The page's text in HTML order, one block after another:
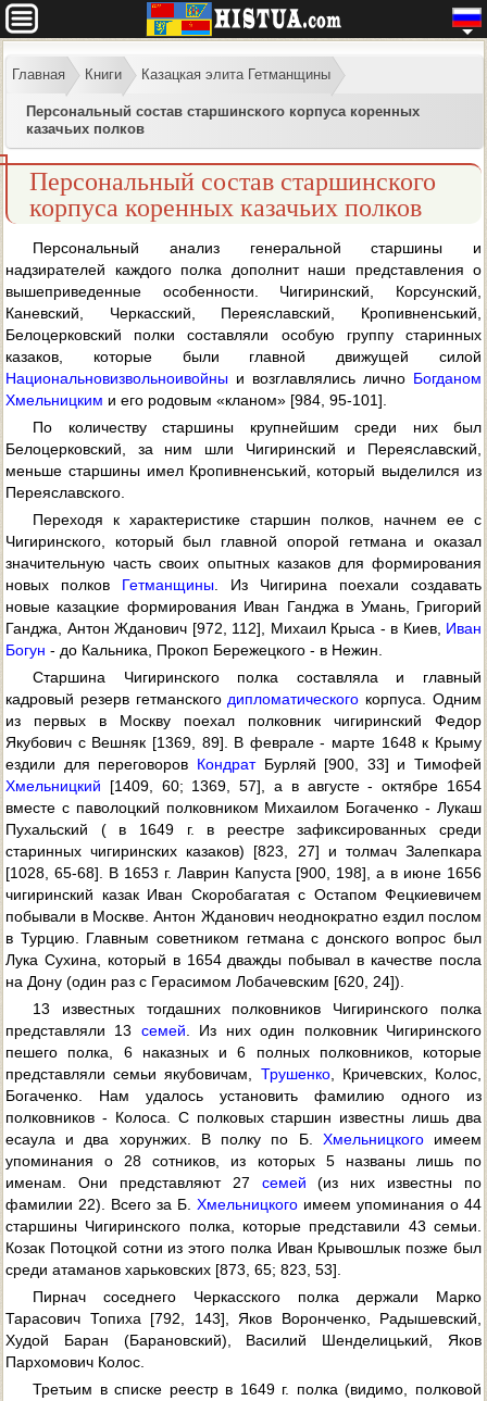
Главная Книги Казацкая элита Гетманщины
Персональный состав старшинского корпуса коренных
казачьих полков
Персональный состав старшинского
корпуса коренных казачьих полков
Персональный анализ генеральной старшины и
надзирателей каждого полка дополнит наши представления о
вышеприведенные особенности. Чигиринский, Корсунский,
Каневский, Черкасский, Переяславский, Кропивненський,
Белоцерковский полки составляли особую группу старинных
казаков, которые были главной движущей силой
Национальновизвольноивойны и возглавлялись лично Богданом
Хмельницким и его родовым «кланом» [984, 95-101].
По количеству старшины крупнейшим среди них был
Белоцерковский, за ним шли Чигиринский и Переяславский,
меньше старшины имел Кропивненський, который выделился из
Переяславского.
Переходя к характеристике старшин полков, начнем ее с
Чигиринского, который был главной опорой гетмана и оказал
значительную часть своих опытных казаков для формирования
новых полков Гетманщины . Из Чигирина поехали создавать
новые казацкие формирования Иван Ганджа в Умань, Григорий
Ганджа, Антон Жданович [972, 112], Михаил Крыса - в Киев, Иван
Богун - до Кальника, Прокоп Бережецкого - в Нежин.
Старшина Чигиринского полка составляла и главный
кадровый резерв гетманского дипломатического корпуса. Одним
из первых в Москву поехал полковник чигиринский Федор
Якубович с Вешняк [1369, 89]. В феврале - марте 1648 к Крыму
ездили для переговоров КондратБурляй [900, 33] и Тимофей
Хмельницкий [1409, 60; 1369, 57], а в августе - октябре 1654
вместе с паволоцкий полковником Михаилом Богаченко - Лукаш
Пухальский ( в 1649 г. в реестре зафиксированных среди
старинных чигиринских казаков) [823, 27] и толмач Залепкара
[1028, 65-68]. В 1653 г. Лаврин Капуста [900, 198], а в июне 1656
чигиринский казак Иван Скоробагатая с Остапом Фецкиевичем
побывали в Москве. Антон Жданович неоднократно ездил послом
в Турцию. Главным советником гетмана с донского вопрос был
Лука Сухина, который в 1654 дважды побывал в качестве посла
на Дону (один раз с Герасимом Лобачевским [620, 24]).
13 известных тогдашних полковников Чигиринского полка
представляли 13 семей . Из них один полковник Чигиринского
пешего полка, 6 наказных и 6 полных полковников, которые
представляли семьи якубовичам, Трушенко, Кричевских, Колос,
Богаченко. Нам удалось установить фамилию одного из
полковников - Колоса. С полковых старшин известны лишь два
есаула и два хорунжих. В полку по Б. Хмельницкогоимеем
упоминания о 28 сотников, из которых 5 названы лишь по
именам. Они представляют 27 семей (из них известны по
фамилии 22). Всего за Б. Хмельницкого имеем упоминания о 44
старшины Чигиринского полка, которые представили 43 семьи.
Козак Потоцкой сотни из этого полка Иван Крывошлык позже был
среди атаманов харьковских [873, 65; 823, 53].
Пирнач соседнего Черкасского полка держали Марко
Тарасович Топиха [792, 143], Яков Воронченко, Радышевский,
Худой Баран (Барановский), Василий Шенделицький, Яков
Пархомович Колос.
Третьим в списке реестр в 1649 г. полка (видимо, полковой